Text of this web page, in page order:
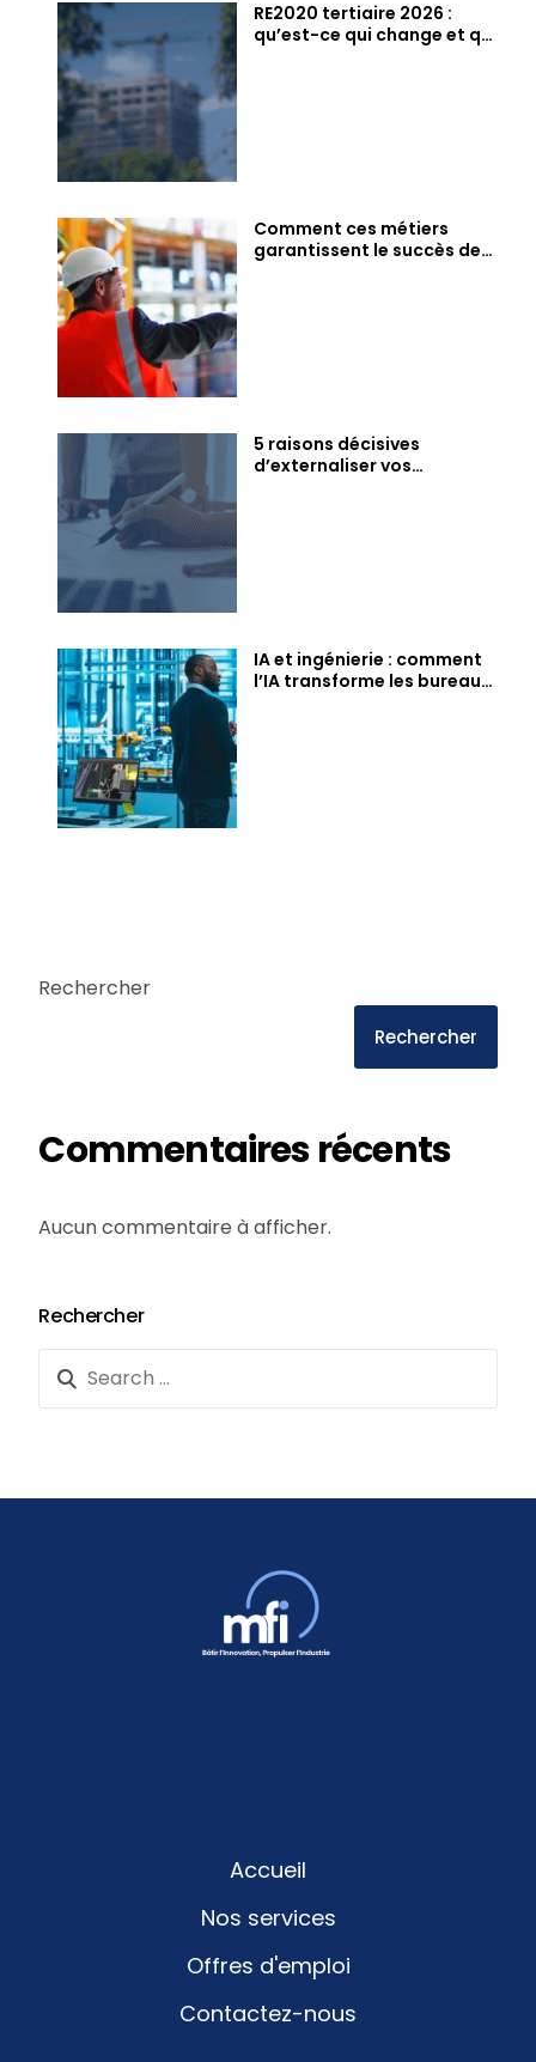
RE2020 tertiaire 2026 :
qu’est-ce qui change et qui
Comment ces métiers
garantissent le succès de
5 raisons décisives
d’externaliser vos
IA et ingénierie : comment
l’IA transforme les bureaux
Rechercher
Rechercher
Commentaires récents
Aucun commentaire à afficher.
Rechercher
Accueil
Nos services
Offres d'emploi
Contactez-nous